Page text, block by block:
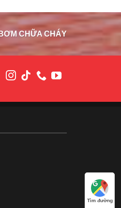
CHỮA CHÁY
Tìm đường